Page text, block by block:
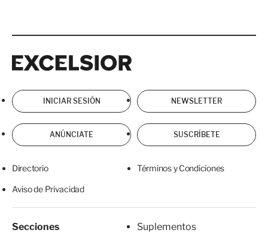
INICIAR SESIÓN NEWSLETTER
ANÚNCIATE SUSCRÍBETE
Directorio Términos y Condiciones
Aviso de Privacidad
Secciones
Suplementos